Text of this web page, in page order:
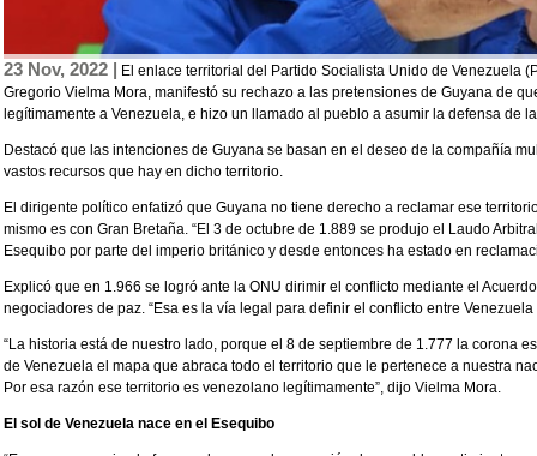
23 Nov, 2022 | El enlace territorial del Partido Socialista Unido de Venezuela
Gregorio Vielma Mora, manifestó su rechazo a las pretensiones de Guyana de
legítimamente a Venezuela, e hizo un llamado al pueblo a asumir la defensa de
Destacó que las intenciones de Guyana se basan en el deseo de la compañía
vastos recursos que hay en dicho territorio.
El dirigente político enfatizó que Guyana no tiene derecho a reclamar ese
mismo es con Gran Bretaña. “El 3 de octubre de 1.889 se produjo el Laudo
Esequibo por parte del imperio británico y desde entonces ha estado en
Explicó que en 1.966 se logró ante la ONU dirimir el conflicto mediante el
negociadores de paz. “Esa es la vía legal para definir el conflicto entre Venezuela
“La historia está de nuestro lado, porque el 8 de septiembre de 1.777 la corona
de Venezuela el mapa que abraca todo el territorio que le pertenece a nuestra
Por esa razón ese territorio es venezolano legítimamente”, dijo Vielma Mora.
El sol de Venezuela nace en el Esequibo